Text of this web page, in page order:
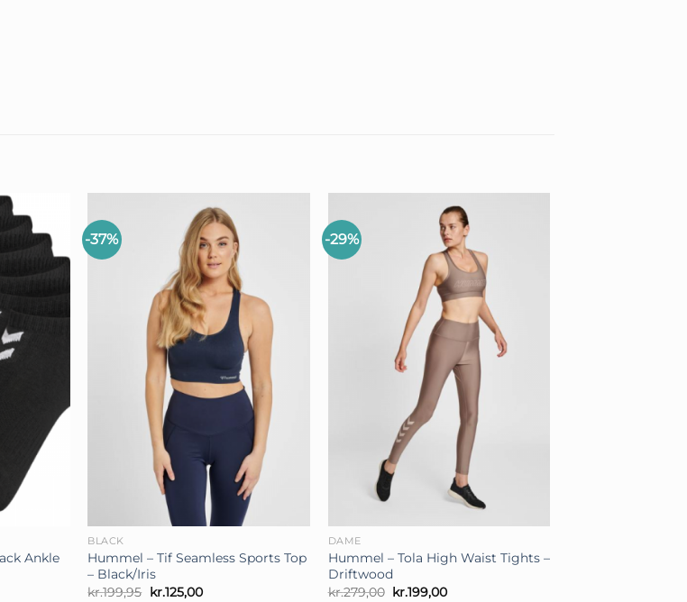
Ankle
-37%
BLACK
Hummel – Tif Seamless Sports Top
– Black/Iris
kr.199,95 Den
kr.125,00Den
-29%
DAME
Hummel – Tola High Waist Tights –
Driftwood
kr.279,00 Den
kr.199,00Den